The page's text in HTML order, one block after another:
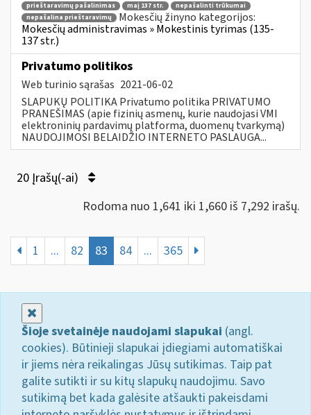
prieštaravimų pašalinimas
maį 137 str.
nepašalinti trūkumai
nepašalina prieštaravimų
Mokesčių žinyno kategorijos:
Mokesčių administravimas » Mokestinis tyrimas (135-
137 str.)
Privatumo politikos
Web turinio sąrašas 2021-06-02
SLAPUKŲ POLITIKA Privatumo politika PRIVATUMO
PRANEŠIMAS (apie fizinių asmenų, kurie naudojasi VMI
elektroninių pardavimų platforma, duomenų tvarkymą)
NAUDOJIMOSI BELAIDŽIO INTERNETO PASLAUGA...
20 Įrašų(-ai)
Rodoma nuo 1,641 iki 1,660 iš 7,292 irašų.
1 ... 82 83 84 ... 365
Šioje svetainėje naudojami slapukai (angl.
cookies). Būtinieji slapukai įdiegiami automatiškai
ir jiems nėra reikalingas Jūsų sutikimas. Taip pat
galite sutikti ir su kitų slapukų naudojimu. Savo
sutikimą bet kada galėsite atšaukti pakeisdami